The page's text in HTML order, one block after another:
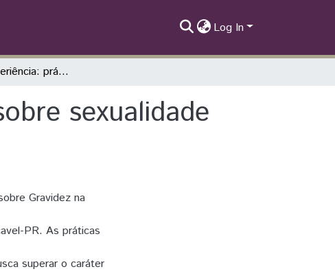
Log In
Relato de experiência: prática educativa sobre sexualidade com adolescentes
sexualidade
Gravidez na
PR. As práticas
superar o caráter